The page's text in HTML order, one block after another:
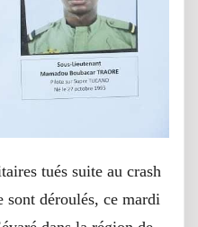
tués suite au crash
sont déroulés, ce mardi